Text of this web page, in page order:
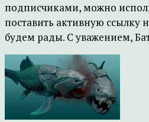
подписчиками, можно
поставить активную ссылку
будем рады. С уважением,